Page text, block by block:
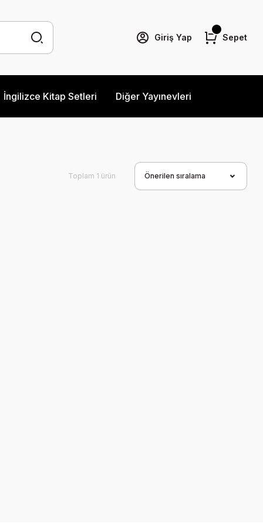
Giriş Yap Sepet
İngilizce Kitap Setleri Diğer Yayınevleri
Toplam 1 ürün